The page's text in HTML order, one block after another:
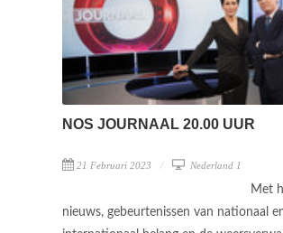
NOS JOURNAAL 20.00 UUR
21 Februari 2023 Nederland 1
Met
nieuws, gebeurtenissen van nationaal